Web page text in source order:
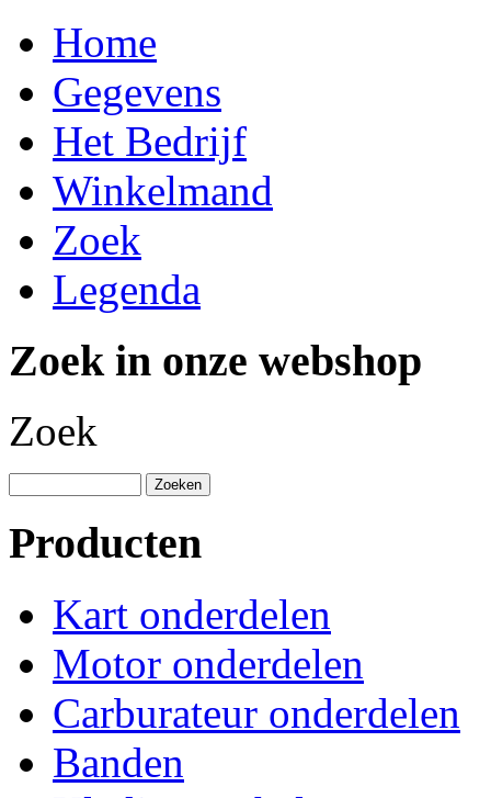
Home
Gegevens
Het Bedrijf
Winkelmand
Zoek
Legenda
Zoek in onze webshop
Zoek
Producten
Kart onderdelen
Motor onderdelen
Carburateur onderdelen
Banden